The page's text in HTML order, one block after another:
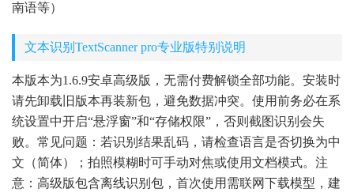
南语等）
文本识别TextScanner pro专业版特别说明
本版本为1.6.9安卓高级版，无需付费解锁全部功能。安装时
请先卸载旧版本再装新包，避免数据冲突。使用前务必在系
统设置中开启“悬浮窗”和“存储权限”，否则截图识别会失
败。常见问题：若识别结果乱码，请检查语言是否切换为中
文（简体）；拍照模糊时可手动对焦或使用文档模式。注
意：高级版包含离线识别包，首次使用需联网下载模型，建